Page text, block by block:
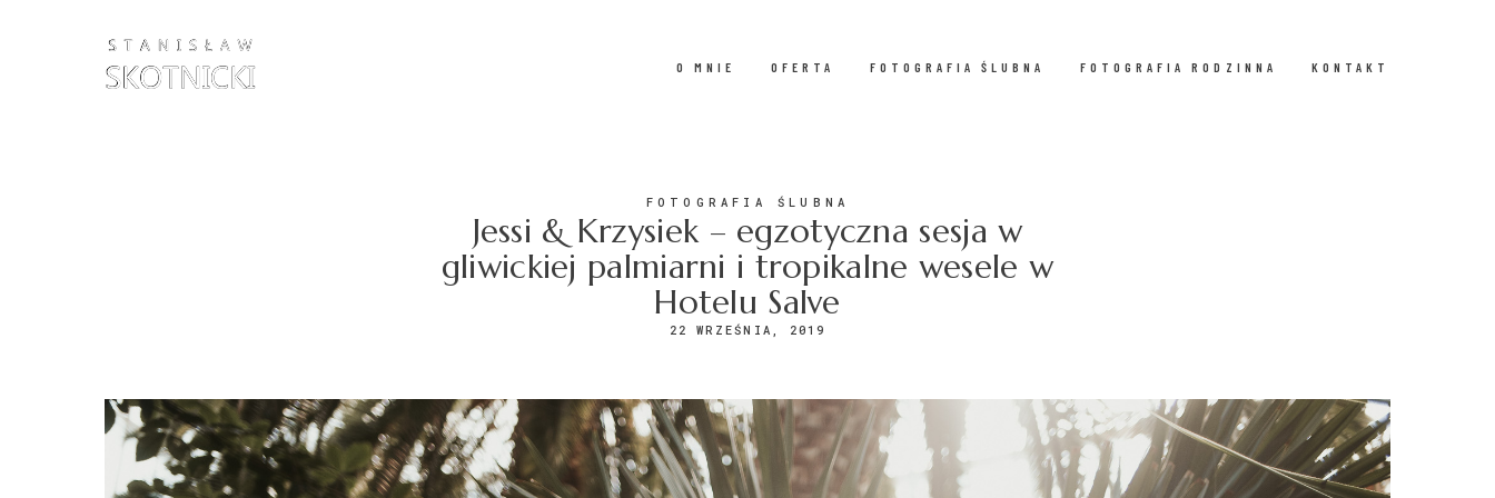
O MNIE OFERTA FOTOGRAFIA ŚLUBNA FOTOGRAFIA RODZINNA KONTAKT
FOTOGRAFIA ŚLUBNA
Jessi & Krzysiek – egzotyczna sesja w
gliwickiej palmiarni i tropikalne wesele w
Hotelu Salve
22 WRZEŚNIA, 2019